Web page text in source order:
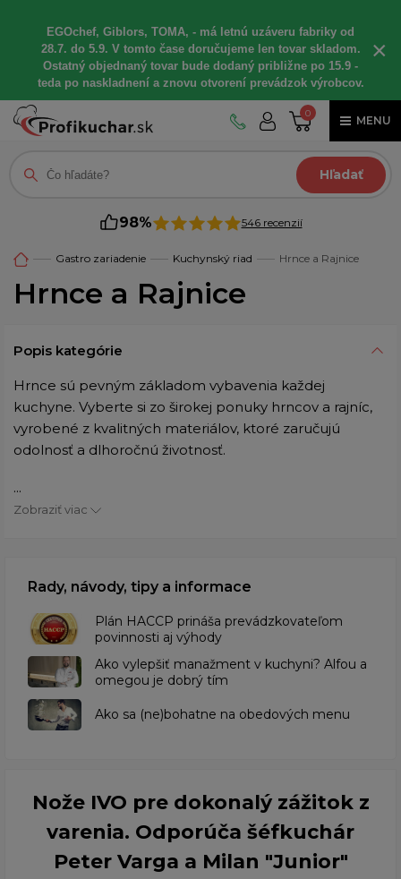
EGOchef, Giblors, TOMA, - má letnú uzáveru fabriky od
28.7. do 5.9. V tomto čase doručujeme len tovar skladom.
Ostatný objednaný tovar bude dodaný približne po 15.9 -
teda po naskladnení a znovu otvorení prevádzok výrobcov.
×
0
MENU
Hľadať
98% 546 recenzií
Gastro zariadenie Kuchynský riad Hrnce a Rajnice
Hrnce a Rajnice
Popis kategórie
Hrnce sú pevným základom vybavenia každej
kuchyne. Vyberte si zo širokej ponuky hrncov a rajníc,
vyrobené z kvalitných materiálov, ktoré zaručujú
odolnosť a dlhoročnú životnosť.
...
Zobraziť viac
Rady, návody, tipy a informace
​Plán HACCP prináša prevádzkovateľom
povinnosti aj výhody
Ako vylepšiť manažment v kuchyni? Alfou a
omegou je dobrý tím
​Ako sa (ne)bohatne na obedových menu
Nože IVO pre dokonalý zážitok z
varenia. Odporúča šéfkuchár
Peter Varga a Milan "Junior"